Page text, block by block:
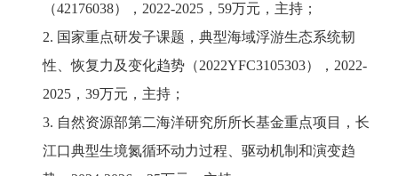
（42176038），2022-2025，59万元，主持；
2. 国家重点研发子课题，典型海域浮游生态系统韧
性、恢复力及变化趋势（2022YFC3105303），2022-
2025，39万元，主持；
3. 自然资源部第二海洋研究所所长基金重点项目，长
江口典型生境氮循环动力过程、驱动机制和演变趋